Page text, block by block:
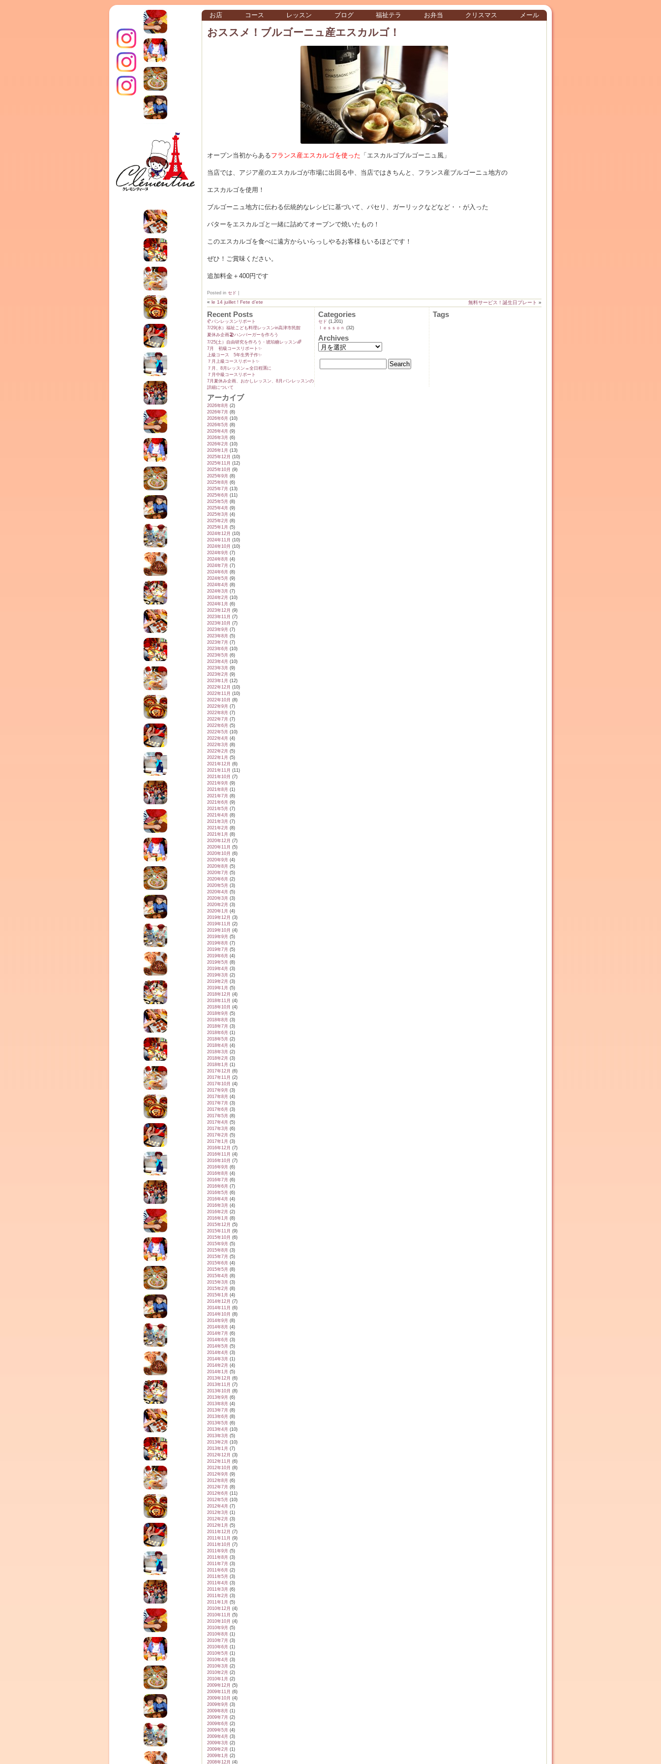
クレモンティーヌ – 新百合ヶ丘の料理教
室・テイクアウト Clémentine (produced
by CEDO)
お店 コース レッスン ブログ 福祉テラ お弁当 クリスマス メール
インス
タグラ
おススメ！ブルゴーニュ産エスカルゴ！
オープン当初からあるフランス産エスカルゴを使った 「エスカルゴブルゴーニュ風」
当店では、アジア産のエスカルゴが市場に出回る中、当店ではきちんと、フランス産ブルゴーニュ地方の
エスカルゴを使用！
ブルゴーニュ地方に伝わる伝統的なレシピに基づいて、パセリ、ガーリックなどなど・・が入った
バターをエスカルゴと一緒に詰めてオーブンで焼いたもの！
このエスカルゴを食べに遠方からいらっしやるお客様もいるほどです！
ぜひ！ご賞味ください。
追加料金＋400円です
Posted in セド
« le 14 juillet ! Fete d’ete 無料サービス！誕生日プレート »
Recent Posts
🥐パンレッスンリポート
7/29(水）福祉こども料理レッスンin高津市民館
夏休み企画🏖️ハンバーガーを作ろう
7/25(土）自由研究を作ろう・琥珀糖レッスン🌈
7月 初級コースリポート✨️
上級コース 5年生男子作✨️
７月上級コースリポート✨️
７月、8月レッスン→全日程🈵に
７月中級コースリポート
7月夏休み企画、おかしレッスン、8月パンレッスンの
詳細について
アーカイブ
2026年8月 (2)
2026年7月 (8)
2026年6月 (10)
2026年5月 (8)
2026年4月 (9)
2026年3月 (6)
2026年2月 (10)
2026年1月 (13)
2025年12月 (10)
2025年11月 (12)
2025年10月 (9)
2025年9月 (8)
2025年8月 (6)
2025年7月 (13)
2025年6月 (11)
2025年5月 (8)
2025年4月 (9)
2025年3月 (4)
2025年2月 (8)
2025年1月 (5)
2024年12月 (10)
2024年11月 (10)
2024年10月 (10)
2024年9月 (7)
2024年8月 (4)
2024年7月 (7)
2024年6月 (8)
2024年5月 (9)
2024年4月 (8)
2024年3月 (7)
2024年2月 (10)
2024年1月 (6)
2023年12月 (9)
2023年11月 (7)
2023年10月 (7)
2023年9月 (7)
2023年8月 (5)
2023年7月 (7)
2023年6月 (10)
2023年5月 (6)
2023年4月 (10)
2023年3月 (9)
2023年2月 (9)
2023年1月 (12)
2022年12月 (10)
2022年11月 (10)
2022年10月 (8)
2022年9月 (7)
2022年8月 (7)
2022年7月 (7)
2022年6月 (5)
2022年5月 (10)
2022年4月 (4)
2022年3月 (8)
2022年2月 (5)
2022年1月 (5)
2021年12月 (6)
2021年11月 (11)
2021年10月 (7)
2021年9月 (9)
2021年8月 (1)
2021年7月 (8)
2021年6月 (9)
2021年5月 (7)
2021年4月 (8)
2021年3月 (7)
2021年2月 (8)
2021年1月 (8)
2020年12月 (7)
2020年11月 (5)
2020年10月 (6)
2020年9月 (4)
2020年8月 (5)
2020年7月 (5)
2020年6月 (2)
2020年5月 (3)
2020年4月 (5)
2020年3月 (3)
2020年2月 (3)
2020年1月 (4)
2019年12月 (3)
2019年11月 (2)
2019年10月 (4)
2019年9月 (5)
2019年8月 (7)
2019年7月 (5)
2019年6月 (4)
2019年5月 (8)
2019年4月 (3)
2019年3月 (2)
2019年2月 (3)
2019年1月 (5)
2018年12月 (4)
2018年11月 (4)
2018年10月 (4)
2018年9月 (5)
2018年8月 (3)
2018年7月 (3)
2018年6月 (1)
2018年5月 (2)
2018年4月 (4)
2018年3月 (2)
2018年2月 (3)
2018年1月 (1)
2017年12月 (6)
2017年11月 (2)
2017年10月 (4)
2017年9月 (3)
2017年8月 (4)
2017年7月 (3)
2017年6月 (3)
2017年5月 (8)
2017年4月 (5)
2017年3月 (6)
2017年2月 (5)
2017年1月 (3)
2016年12月 (7)
2016年11月 (4)
2016年10月 (7)
2016年9月 (6)
2016年8月 (4)
2016年7月 (6)
2016年6月 (7)
2016年5月 (6)
2016年4月 (4)
2016年3月 (4)
2016年2月 (2)
2016年1月 (8)
2015年12月 (5)
2015年11月 (9)
2015年10月 (6)
2015年9月 (5)
2015年8月 (3)
2015年7月 (5)
2015年6月 (4)
2015年5月 (8)
2015年4月 (8)
2015年3月 (3)
2015年2月 (8)
2015年1月 (4)
2014年12月 (7)
2014年11月 (6)
2014年10月 (8)
2014年9月 (8)
2014年8月 (4)
2014年7月 (6)
2014年6月 (3)
2014年5月 (5)
2014年4月 (3)
2014年3月 (1)
2014年2月 (4)
2014年1月 (5)
2013年12月 (6)
2013年11月 (7)
2013年10月 (8)
2013年9月 (6)
2013年8月 (4)
2013年7月 (8)
2013年6月 (8)
2013年5月 (6)
2013年4月 (10)
2013年3月 (5)
2013年2月 (10)
2013年1月 (7)
2012年12月 (3)
2012年11月 (6)
2012年10月 (8)
2012年9月 (9)
2012年8月 (6)
2012年7月 (8)
2012年6月 (11)
2012年5月 (10)
2012年4月 (7)
2012年3月 (1)
2012年2月 (3)
2012年1月 (5)
2011年12月 (7)
2011年11月 (9)
2011年10月 (7)
2011年9月 (5)
2011年8月 (3)
2011年7月 (3)
2011年6月 (2)
2011年5月 (3)
2011年4月 (3)
2011年3月 (6)
2011年2月 (3)
2011年1月 (5)
2010年12月 (4)
2010年11月 (5)
2010年10月 (4)
2010年9月 (5)
2010年8月 (1)
2010年7月 (3)
2010年6月 (1)
2010年5月 (1)
2010年4月 (3)
2010年3月 (2)
2010年2月 (2)
2010年1月 (2)
2009年12月 (5)
2009年11月 (6)
2009年10月 (4)
2009年9月 (3)
2009年8月 (1)
2009年7月 (2)
2009年6月 (2)
2009年5月 (4)
2009年4月 (3)
2009年3月 (2)
2009年2月 (1)
2009年1月 (2)
2008年12月 (4)
Categories
セド (1,201)
ｌｅｓｓｏｎ (32)
Archives
Tags